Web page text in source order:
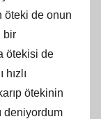
öteki de onun
bir
ötekisi de
ötekinin
deniyordum